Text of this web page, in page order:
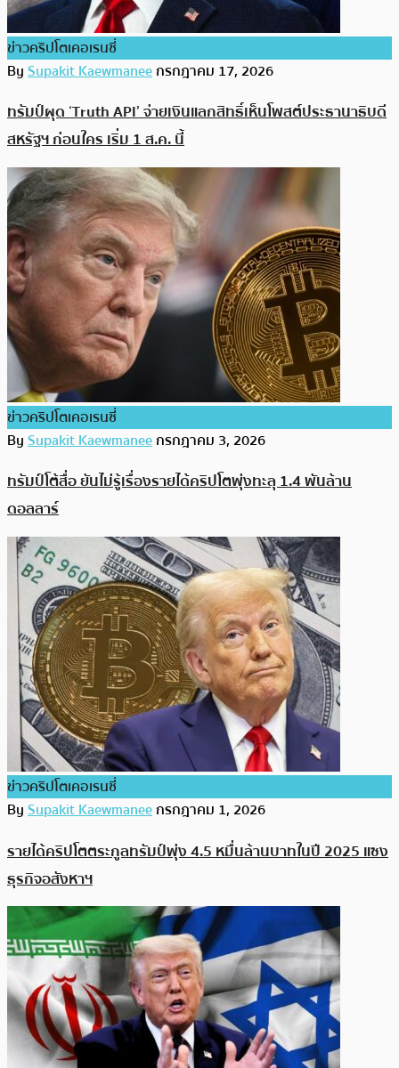
ข่าวคริปโตเคอเรนซี่
BySupakit Kaewmaneeกรกฎาคม 17, 2026
ทรัมป์ผุด ‘Truth API’ จ่ายเงินแลกสิทธิ์เห็นโพสต์ประธานาธิบดี
สหรัฐฯ ก่อนใคร เริ่ม 1 ส.ค. นี้
ข่าวคริปโตเคอเรนซี่
BySupakit Kaewmaneeกรกฎาคม 3, 2026
ทรัมป์โต้สื่อ ยันไม่รู้เรื่องรายได้คริปโตพุ่งทะลุ 1.4 พันล้าน
ดอลลาร์
ข่าวคริปโตเคอเรนซี่
BySupakit Kaewmaneeกรกฎาคม 1, 2026
รายได้คริปโตตระกูลทรัมป์พุ่ง 4.5 หมื่นล้านบาทในปี 2025 แซง
ธุรกิจอสังหาฯ